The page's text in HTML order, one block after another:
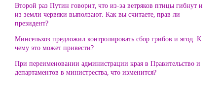
Второй раз Путин говорит, что из-за ветряков птицы гибнут и
из земли червяки выползают. Как вы считаете, прав ли
президент?
Минсельхоз предложил контролировать сбор грибов и ягод. К
чему это может привести?
При переименовании администрации края в Правительство и
департаментов в министрества, что изменится?